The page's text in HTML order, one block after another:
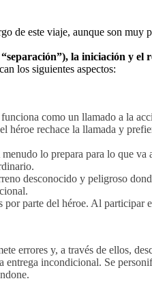
de este viaje, aunque son
la iniciación y el
los siguientes aspectos:
como un llamado a la
rechace la llamada y
lo prepara para lo que
desconocido y peligroso
parte del héroe. Al participar
errores y, a través de ellos,
entrega incondicional. Se